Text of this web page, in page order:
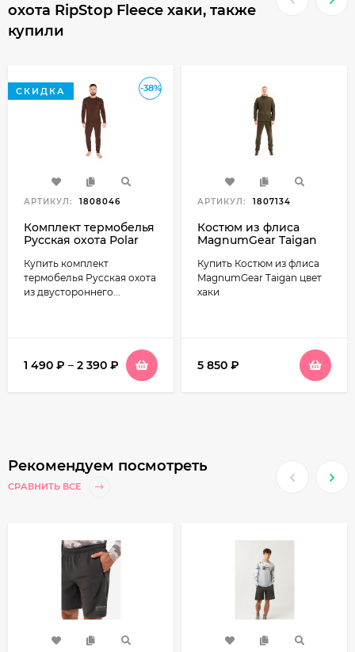
охота RipStop Fleece хаки, также
купили
-38%
СКИДКА
АРТИКУЛ: 1808046
Комплект термобелья
Русская охота Рolar
Купить комплект
термобелья Русская охота
из двустороннего...
1 490 ₽ – 2 390 ₽
АРТИКУЛ: 1807134
Костюм из флиса
MagnumGear Taigan
Купить Костюм из флиса
MagnumGear Taigan цвет
хаки
5 850 ₽
Рекомендуем посмотреть
СРАВНИТЬ ВСЕ